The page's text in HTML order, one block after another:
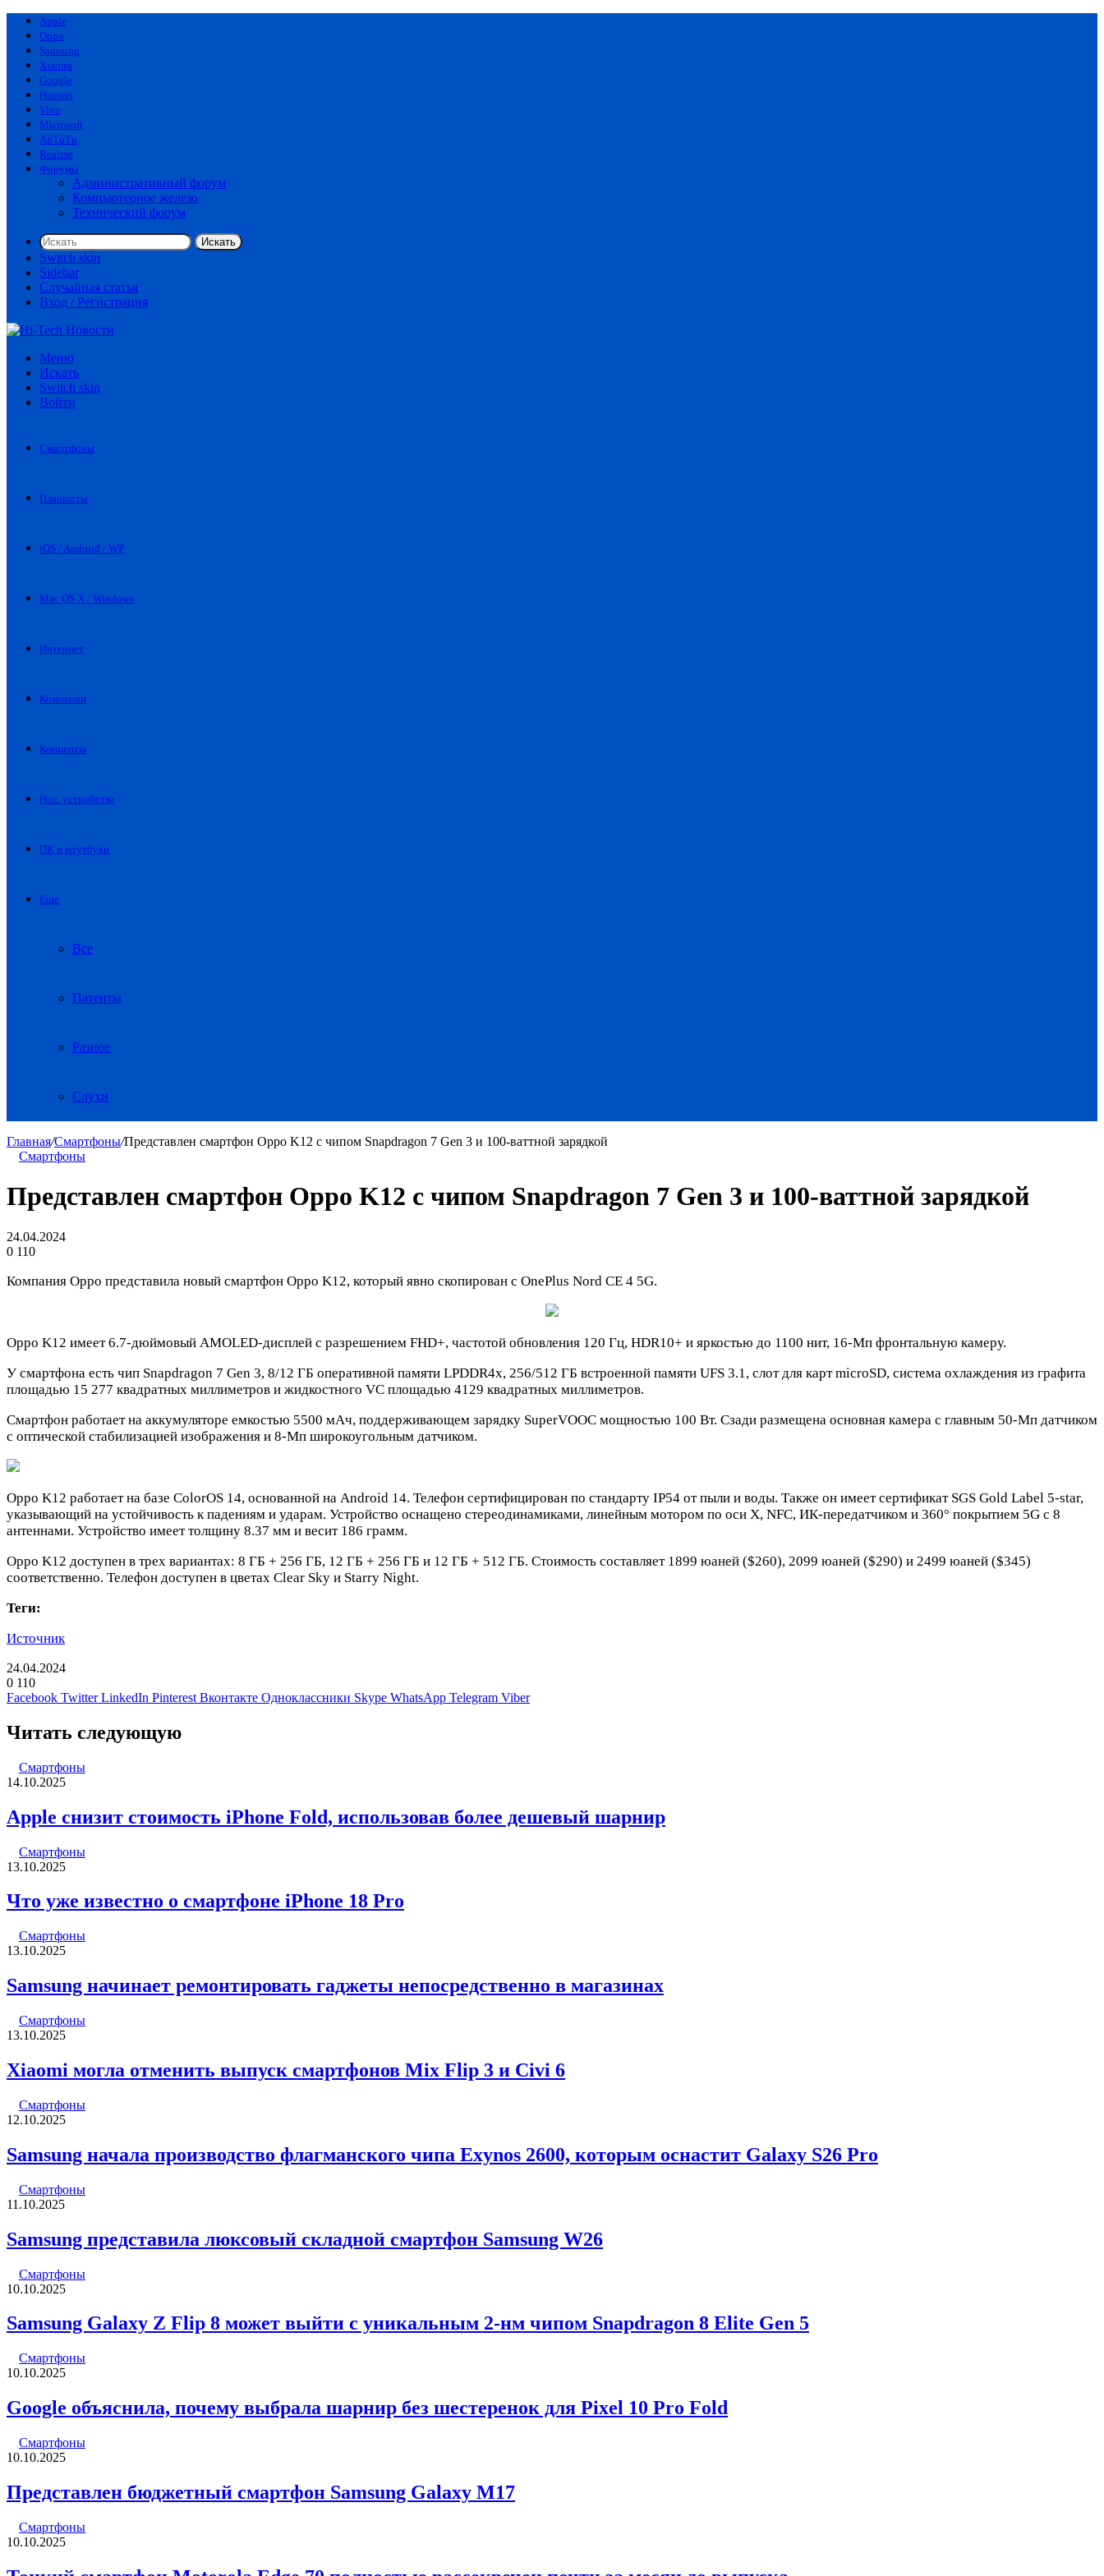
Apple
Oppo
Samsung
Xiaomi
Google
Huawei
Vivo
Microsoft
AnTuTu
Realme
Форумы
Административный форум
Компьютерное железо
Технический форум
Искать
Switch skin
Sidebar
Случайная статья
Вход / Регистрация
Меню
Искать
Switch skin
Войти
Смартфоны
Планшеты
iOS / Android / WP
Mac OS X / Windows
Интернет
Компании
Концепты
Нос. устройства
ПК и ноутбуки
Еще
Все
Патенты
Разное
Слухи
Главная/Смартфоны/Представлен смартфон Oppo K12 с чипом Snapdragon 7 Gen 3 и 100-ваттной зарядкой
Смартфоны
Представлен смартфон Oppo K12 с чипом Snapdragon 7 Gen 3 и 100-ваттной зарядкой
24.04.2024
0 110
Компания Oppo представила новый смартфон Oppo K12, который явно скопирован с OnePlus Nord CE 4 5G.
Oppo K12 имеет 6.7-дюймовый AMOLED-дисплей с разрешением FHD+, частотой обновления 120 Гц, HDR10+ и яркостью до 1100 нит, 16-Мп фронтальную камеру.
У смартфона есть чип Snapdragon 7 Gen 3, 8/12 ГБ оперативной памяти LPDDR4x, 256/512 ГБ встроенной памяти UFS 3.1, слот для карт microSD, система охлаждения из графита
площадью 15 277 квадратных миллиметров и жидкостного VC площадью 4129 квадратных миллиметров.
Смартфон работает на аккумуляторе емкостью 5500 мАч, поддерживающем зарядку SuperVOOC мощностью 100 Вт. Сзади размещена основная камера с главным 50-Мп датчиком
с оптической стабилизацией изображения и 8-Мп широкоугольным датчиком.
Oppo K12 работает на базе ColorOS 14, основанной на Android 14. Телефон сертифицирован по стандарту IP54 от пыли и воды. Также он имеет сертификат SGS Gold Label 5-star,
указывающий на устойчивость к падениям и ударам. Устройство оснащено стереодинамиками, линейным мотором по оси X, NFC, ИК-передатчиком и 360° покрытием 5G с 8
антеннами. Устройство имеет толщину 8.37 мм и весит 186 грамм.
Oppo K12 доступен в трех вариантах: 8 ГБ + 256 ГБ, 12 ГБ + 256 ГБ и 12 ГБ + 512 ГБ. Стоимость составляет 1899 юаней ($260), 2099 юаней ($290) и 2499 юаней ($345)
соответственно. Телефон доступен в цветах Clear Sky и Starry Night.
Теги:
Источник
24.04.2024
0 110
Facebook Twitter LinkedIn Pinterest Вконтакте Одноклассники Skype WhatsApp Telegram Viber
Читать следующую
Смартфоны
14.10.2025
Apple снизит стоимость iPhone Fold, использовав более дешевый шарнир
Смартфоны
13.10.2025
Что уже известно о смартфоне iPhone 18 Pro
Смартфоны
13.10.2025
Samsung начинает ремонтировать гаджеты непосредственно в магазинах
Смартфоны
13.10.2025
Xiaomi могла отменить выпуск смартфонов Mix Flip 3 и Civi 6
Смартфоны
12.10.2025
Samsung начала производство флагманского чипа Exynos 2600, которым оснастит Galaxy S26 Pro
Смартфоны
11.10.2025
Samsung представила люксовый складной смартфон Samsung W26
Смартфоны
10.10.2025
Samsung Galaxy Z Flip 8 может выйти с уникальным 2-нм чипом Snapdragon 8 Elite Gen 5
Смартфоны
10.10.2025
Google объяснила, почему выбрала шарнир без шестеренок для Pixel 10 Pro Fold
Смартфоны
10.10.2025
Представлен бюджетный смартфон Samsung Galaxy M17
Смартфоны
10.10.2025